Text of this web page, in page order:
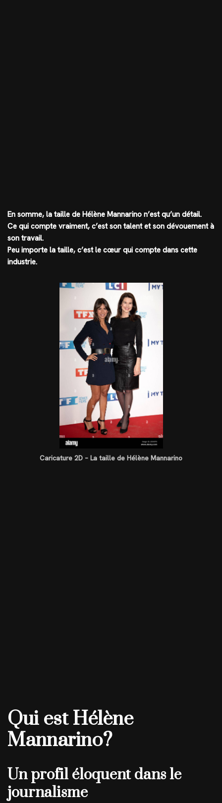
En somme, la taille de Hélène Mannarino n’est qu’un détail.
Ce qui compte vraiment, c’est son talent et son dévouement à
son travail.
Peu importe la taille, c’est le cœur qui compte dans cette
industrie.
Caricature 2D – La taille de Hélène Mannarino
Qui est Hélène
Mannarino?
Un profil éloquent dans le
journalisme